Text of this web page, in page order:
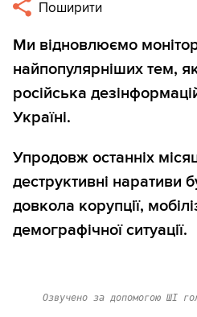
Поширити
Ми відновлюємо
найпопулярніших тем,
російська
Україні.
Упродовж останніх
деструктивні наративи
довкола корупції,
демографічної ситуації.
Озвучено за допомогою ШІ